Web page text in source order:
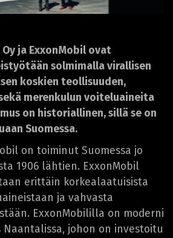
ja ExxonMobil ovat
solmimalla virallisen
koskien teollisuuden,
merenkulun voiteluaineita
on historiallinen, sillä se on
Suomessa.
on toiminut Suomessa jo
1906 lähtien. ExxonMobil
erittäin korkealaatuisista
ja vahvasta
ExxonMobililla on moderni
johon on investoitu